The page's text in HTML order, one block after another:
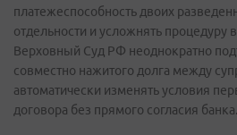
платежеспособность двоих
отдельности и усложнять процедуру
Верховный Суд РФ неоднократно
совместно нажитого долга между
автоматически изменять условия
договора без прямого согласия банка.